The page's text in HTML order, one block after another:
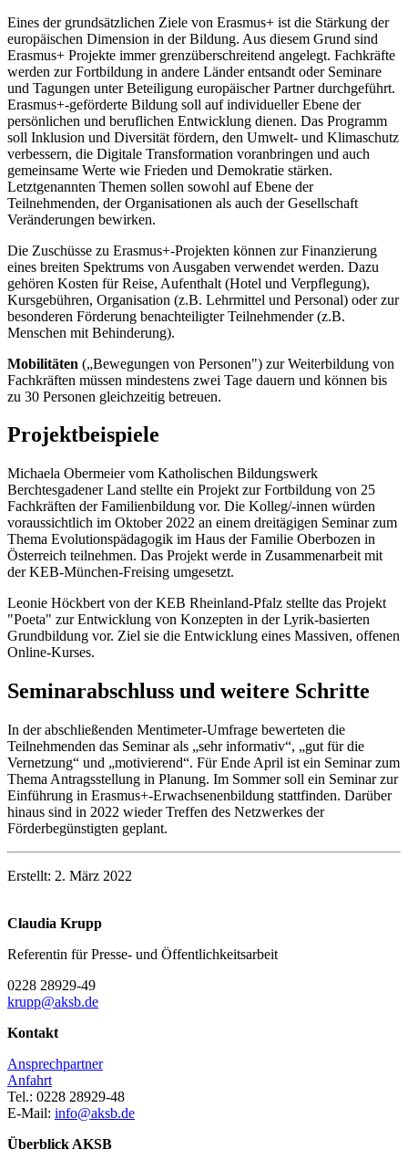
Eines der grundsätzlichen Ziele von Erasmus+ ist die Stärkung der
europäischen Dimension in der Bildung. Aus diesem Grund sind
Erasmus+ Projekte immer grenzüberschreitend angelegt. Fachkräfte
werden zur Fortbildung in andere Länder entsandt oder Seminare
und Tagungen unter Beteiligung europäischer Partner durchgeführt.
Erasmus+-geförderte Bildung soll auf individueller Ebene der
persönlichen und beruflichen Entwicklung dienen. Das Programm
soll Inklusion und Diversität fördern, den Umwelt- und Klimaschutz
verbessern, die Digitale Transformation voranbringen und auch
gemeinsame Werte wie Frieden und Demokratie stärken.
Letztgenannten Themen sollen sowohl auf Ebene der
Teilnehmenden, der Organisationen als auch der Gesellschaft
Veränderungen bewirken.
Die Zuschüsse zu Erasmus+-Projekten können zur Finanzierung
eines breiten Spektrums von Ausgaben verwendet werden. Dazu
gehören Kosten für Reise, Aufenthalt (Hotel und Verpflegung),
Kursgebühren, Organisation (z.B. Lehrmittel und Personal) oder zur
besonderen Förderung benachteiligter Teilnehmender (z.B.
Menschen mit Behinderung).
Mobilitäten („Bewegungen von Personen") zur Weiterbildung von
Fachkräften müssen mindestens zwei Tage dauern und können bis
zu 30 Personen gleichzeitig betreuen.
Projektbeispiele
Michaela Obermeier vom Katholischen Bildungswerk
Berchtesgadener Land stellte ein Projekt zur Fortbildung von 25
Fachkräften der Familienbildung vor. Die Kolleg/-innen würden
voraussichtlich im Oktober 2022 an einem dreitägigen Seminar zum
Thema Evolutionspädagogik im Haus der Familie Oberbozen in
Österreich teilnehmen. Das Projekt werde in Zusammenarbeit mit
der KEB-München-Freising umgesetzt.
Leonie Höckbert von der KEB Rheinland-Pfalz stellte das Projekt
"Poeta" zur Entwicklung von Konzepten in der Lyrik-basierten
Grundbildung vor. Ziel sie die Entwicklung eines Massiven, offenen
Online-Kurses.
Seminarabschluss und weitere Schritte
In der abschließenden Mentimeter-Umfrage bewerteten die
Teilnehmenden das Seminar als „sehr informativ“, „gut für die
Vernetzung“ und „motivierend“. Für Ende April ist ein Seminar zum
Thema Antragsstellung in Planung. Im Sommer soll ein Seminar zur
Einführung in Erasmus+-Erwachsenenbildung stattfinden. Darüber
hinaus sind in 2022 wieder Treffen des Netzwerkes der
Förderbegünstigten geplant.
Erstellt: 2. März 2022
Claudia Krupp
Referentin für Presse- und Öffentlichkeitsarbeit
0228 28929-49
krupp@aksb.de
Kontakt
Ansprechpartner
Anfahrt
Tel.: 0228 28929-48
E-Mail: info@aksb.de
Überblick AKSB